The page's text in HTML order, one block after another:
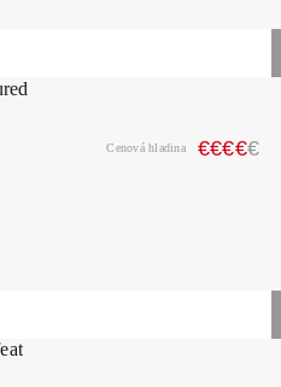
Cenová hladina €€€€€